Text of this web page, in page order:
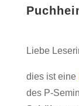
Liebe
dies ist eine
des P-